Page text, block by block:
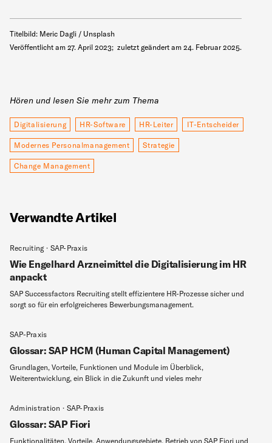
Titelbild: Meric Dagli / Unsplash
Veröffentlicht am 27. April 2023; zuletzt geändert am 24. Februar 2025.
Hören und lesen Sie mehr zum Thema
Digitalisierung HR-Software HR-Leiter IT-Entscheider
Modernes Personalmanagement Strategie
Change Management
Verwandte Artikel
Recruiting · SAP-Praxis
Wie Engelhard Arzneimittel die Digitalisierung im HR
anpackt
SAP Successfactors Recruiting stellt effizientere HR-Prozesse sicher und
sorgt so für ein erfolgreicheres Bewerbungsmanagement.
SAP-Praxis
Glossar: SAP HCM (Human Capital Management)
Grundlagen, Vorteile, Funktionen und Module im Überblick,
Weiterentwicklung, ein Blick in die Zukunft und vieles mehr
Administration · SAP-Praxis
Glossar: SAP Fiori
Funktionalitäten, Vorteile, Anwendungsgebiete, Betrieb von SAP Fiori und